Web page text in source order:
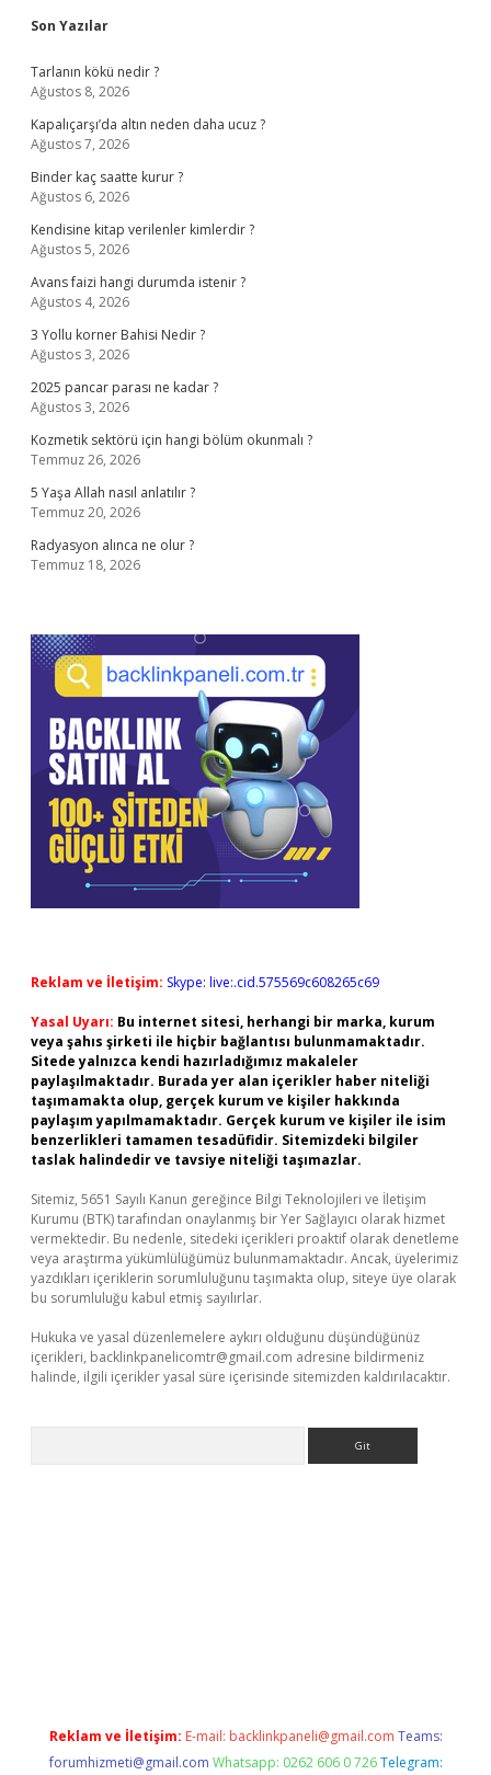
Sidebar
Son Yazılar
Tarlanın kökü nedir ?
Ağustos 8, 2026
Kapalıçarşı’da altın neden daha ucuz ?
Ağustos 7, 2026
Binder kaç saatte kurur ?
Ağustos 6, 2026
Kendisine kitap verilenler kimlerdir ?
Ağustos 5, 2026
Avans faizi hangi durumda istenir ?
Ağustos 4, 2026
3 Yollu korner Bahisi Nedir ?
Ağustos 3, 2026
2025 pancar parası ne kadar ?
Ağustos 3, 2026
Kozmetik sektörü için hangi bölüm okunmalı ?
Temmuz 26, 2026
5 Yaşa Allah nasıl anlatılır ?
Temmuz 20, 2026
Radyasyon alınca ne olur ?
Temmuz 18, 2026
Reklam ve İletişim: Skype: live:.cid.575569c608265c69
Yasal Uyarı: Bu internet sitesi, herhangi bir marka, kurum
veya şahıs şirketi ile hiçbir bağlantısı bulunmamaktadır.
Sitede yalnızca kendi hazırladığımız makaleler
paylaşılmaktadır. Burada yer alan içerikler haber niteliği
taşımamakta olup, gerçek kurum ve kişiler hakkında
paylaşım yapılmamaktadır. Gerçek kurum ve kişiler ile isim
benzerlikleri tamamen tesadüfidir. Sitemizdeki bilgiler
taslak halindedir ve tavsiye niteliği taşımazlar.
Sitemiz, 5651 Sayılı Kanun gereğince Bilgi Teknolojileri ve İletişim
Kurumu (BTK) tarafından onaylanmış bir Yer Sağlayıcı olarak hizmet
vermektedir. Bu nedenle, sitedeki içerikleri proaktif olarak denetleme
veya araştırma yükümlülüğümüz bulunmamaktadır. Ancak, üyelerimiz
yazdıkları içeriklerin sorumluluğunu taşımakta olup, siteye üye olarak
bu sorumluluğu kabul etmiş sayılırlar.
Hukuka ve yasal düzenlemelere aykırı olduğunu düşündüğünüz
içerikleri, backlinkpanelicomtr@gmail.com adresine bildirmeniz
halinde, ilgili içerikler yasal süre içerisinde sitemizden kaldırılacaktır.
Reklam ve İletişim: E-mail: backlinkpaneli@gmail.com Teams:
forumhizmeti@gmail.com Whatsapp: 0262 606 0 726 Telegram: